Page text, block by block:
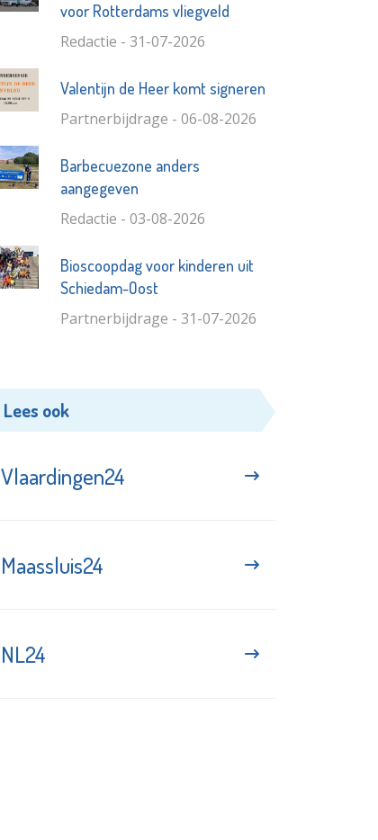
voor Rotterdams vliegveld
Redactie - 31-07-2026
Valentijn de Heer komt signeren
Partnerbijdrage - 06-08-2026
Barbecuezone anders
aangegeven
Redactie - 03-08-2026
Bioscoopdag voor kinderen uit
Schiedam-Oost
Partnerbijdrage - 31-07-2026
Lees ook
Vlaardingen24
Maassluis24
NL24